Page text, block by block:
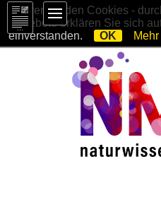
Wir verwenden Cookies -
Angebote erklären Sie sich
einverstanden.
OK